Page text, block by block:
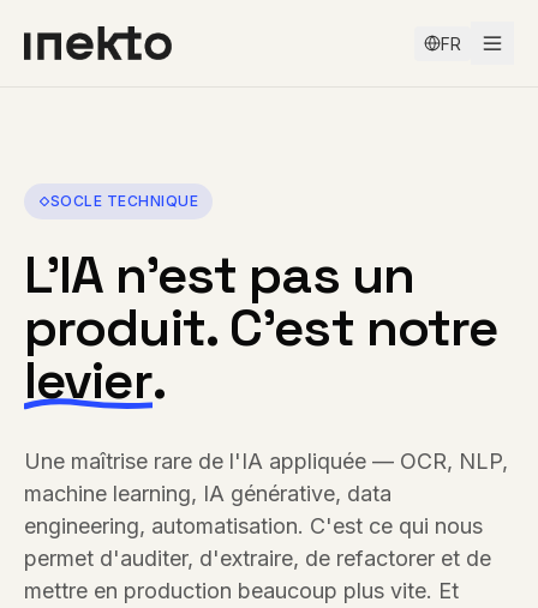
FR
SOCLE TECHNIQUE
L'IA n'est pas un
produit. C'est notre
levier.
Une maîtrise rare de l'IA appliquée — OCR, NLP,
machine learning, IA générative, data
engineering, automatisation. C'est ce qui nous
permet d'auditer, d'extraire, de refactorer et de
mettre en production beaucoup plus vite. Et